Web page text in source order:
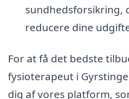
sundhedsforsikring,
reducere dine
For at få det bedste
fysioterapeut i
dig af vores platform,